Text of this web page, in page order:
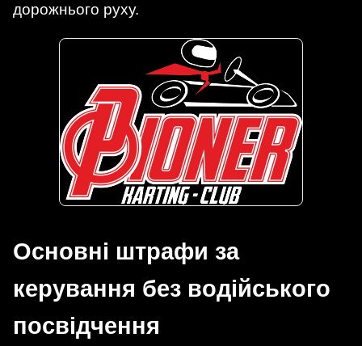
дорожнього руху.
Основні штрафи за
керування без водійського
посвідчення